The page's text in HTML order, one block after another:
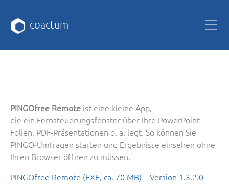
coactum
PINGOfree Remote ist eine kleine App,
die ein Fernsteuerungsfenster über Ihre PowerPoint-
Folien, PDF-Präsentationen o. a. legt. So können Sie
PINGO-Umfragen starten und Ergebnisse einsehen ohne
Ihren Browser öffnen zu müssen.
PINGOfree Remote (EXE, ca. 70 MB) – Version 1.3.2.0